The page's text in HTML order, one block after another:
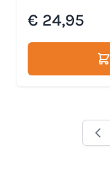
€ 24,95